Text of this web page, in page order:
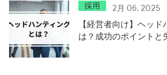
採用 2月 06, 2025
【経営者向け】ヘッ
は？成功のポイントと